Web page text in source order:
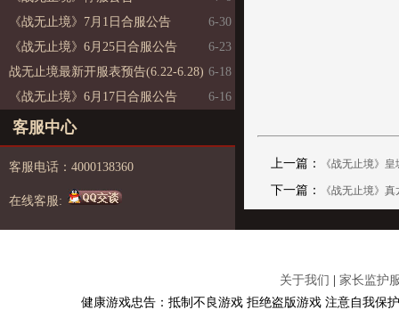
《战无止境》7月1日合服公告
6-30
《战无止境》6月25日合服公告
6-23
战无止境最新开服表预告(6.22-6.28) 6-18
《战无止境》6月17日合服公告
6-16
客服中心
客服电话：4000138360
在线客服:
上一篇： 《战无止境》
下一篇： 《战无止境》
关于我们
家长监护
健康游戏忠告：抵制不良游戏 拒绝盗版游戏 注意自我保